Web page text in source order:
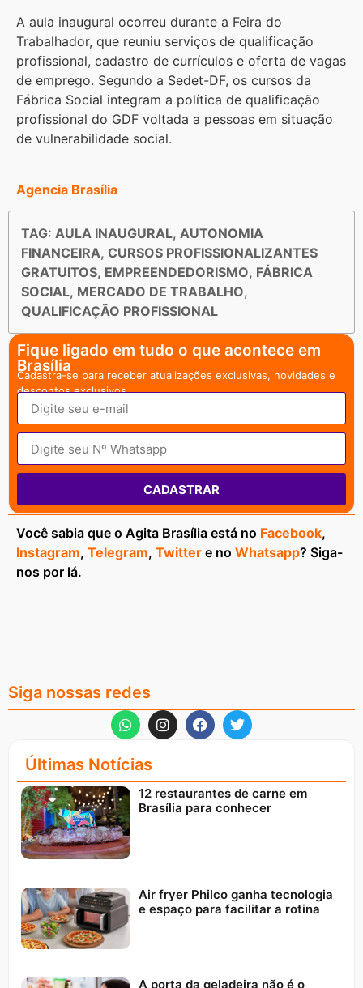
A aula inaugural ocorreu durante a Feira do
Trabalhador, que reuniu serviços de qualificação
profissional, cadastro de currículos e oferta de vagas
de emprego. Segundo a Sedet-DF, os cursos da
Fábrica Social integram a política de qualificação
profissional do GDF voltada a pessoas em situação
de vulnerabilidade social.
Agencia Brasília
TAG: AULA INAUGURAL, AUTONOMIA
FINANCEIRA, CURSOS PROFISSIONALIZANTES
GRATUITOS, EMPREENDEDORISMO, FÁBRICA
SOCIAL, MERCADO DE TRABALHO,
QUALIFICAÇÃO PROFISSIONAL
Fique ligado em tudo o que acontece em
Brasília
Cadastra-se para receber atualizações exclusivas, novidades e
descontos exclusivos.
CADASTRAR
Você sabia que o Agita Brasília está no Facebook,
Instagram, Telegram, Twitter e no Whatsapp? Siga-
nos por lá.
Siga nossas redes
Últimas Notícias
12 restaurantes de carne em
Brasília para conhecer
Air fryer Philco ganha tecnologia
e espaço para facilitar a rotina
A porta da geladeira não é o